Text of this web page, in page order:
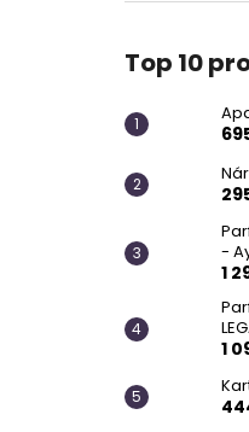
Top 10
-
1
1